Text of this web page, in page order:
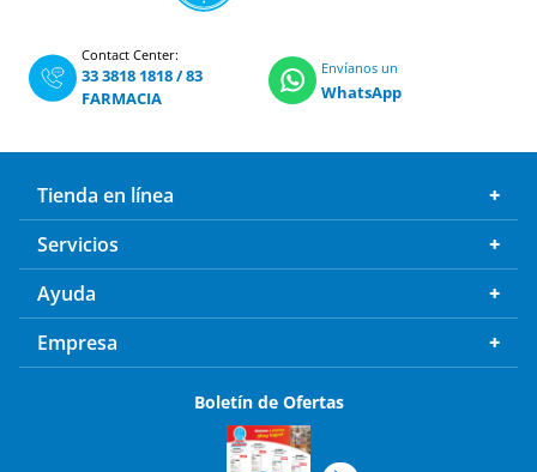
Contact Center:
33 3818 1818/83
FARMACIA
Envíanos un
WhatsApp
Tienda en línea
Servicios
Ayuda
Empresa
Boletín de Ofertas